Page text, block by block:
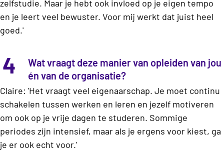
zelfstudie. Maar je hebt ook invloed op je eigen tempo
en je leert veel bewuster. Voor mij werkt dat juist heel
goed.'
4
Wat vraagt deze manier van opleiden van jou
én van de organisatie?
Claire: 'Het vraagt veel eigenaarschap. Je moet continu
schakelen tussen werken en leren en jezelf motiveren
om ook op je vrije dagen te studeren. Sommige
periodes zijn intensief, maar als je ergens voor kiest, ga
je er ook echt voor.'